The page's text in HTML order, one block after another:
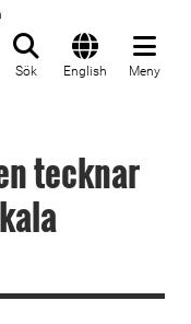
Sök English Meny
tecknar